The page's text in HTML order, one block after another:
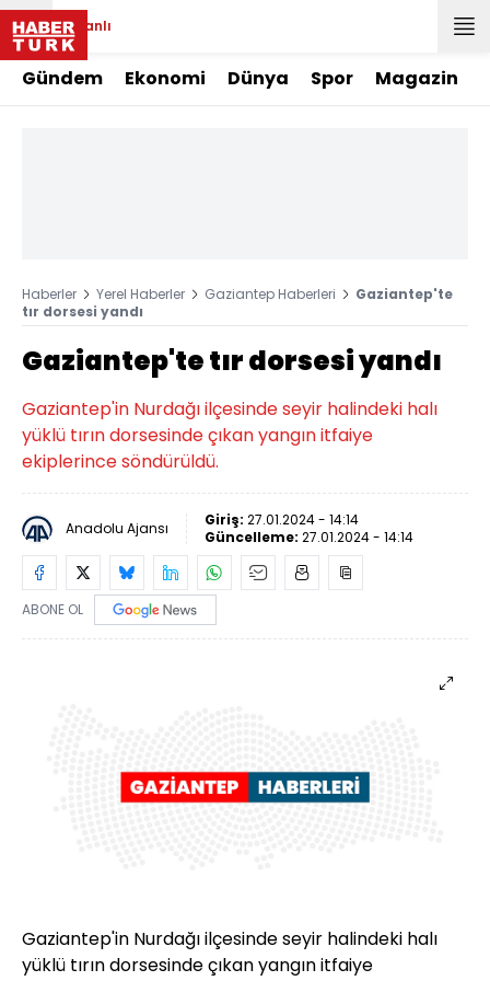
Canlı
Gündem Ekonomi Dünya Spor Magazin
Haberler Yerel Haberler Gaziantep Haberleri
Gaziantep'te
tır dorsesi yandı
Gaziantep'te tır dorsesi yandı
Gaziantep'in Nurdağı ilçesinde seyir halindeki halı
yüklü tırın dorsesinde çıkan yangın itfaiye
ekiplerince söndürüldü.
Anadolu Ajansı Giriş: 27.01.2024 - 14:14
Güncelleme: 27.01.2024 - 14:14
ABONE OL
Gaziantep'in Nurdağı ilçesinde seyir halindeki halı
yüklü tırın dorsesinde çıkan yangın itfaiye